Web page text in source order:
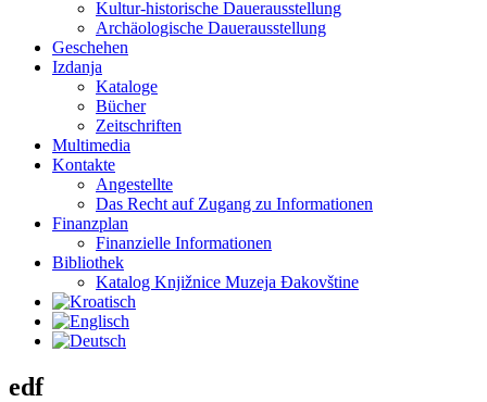
Kultur-historische Dauerausstellung
Archäologische Dauerausstellung
Geschehen
Izdanja
Kataloge
Bücher
Zeitschriften
Multimedia
Kontakte
Angestellte
Das Recht auf Zugang zu Informationen
Finanzplan
Finanzielle Informationen
Bibliothek
Katalog Knjižnice Muzeja Đakovštine
edf